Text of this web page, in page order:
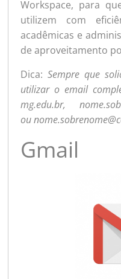
Workspace, para
utilizem com
acadêmicas e
de aproveitamento
Dica:Sempre que
utilizar o email
mg.edu.br,
ou
Gmail